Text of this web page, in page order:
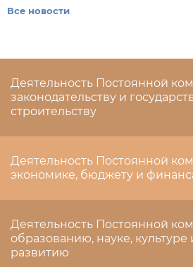
Все новости
Деятельность Постоянной
законодательству и
строительству
Деятельность Постоянной
экономике, бюджету и
Деятельность Постоянной
образованию, науке,
развитию